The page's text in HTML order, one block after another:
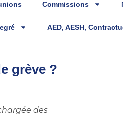
Commissions
AED, AESH,
grève ?
des